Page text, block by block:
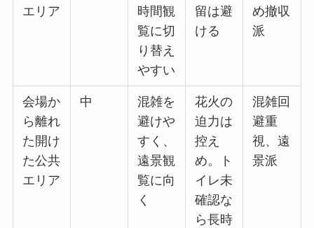
エリア
時間観
覧に切
り替え
やすい
留は避
ける
め撤収
派
会場か
ら離れ
た開け
た公共
エリア
中
混雑を
避けや
すく、
遠景観
覧に向
く
花火の
迫力は
控え
め。ト
イレ未
確認な
ら長時
混雑回
避重
視、遠
景派